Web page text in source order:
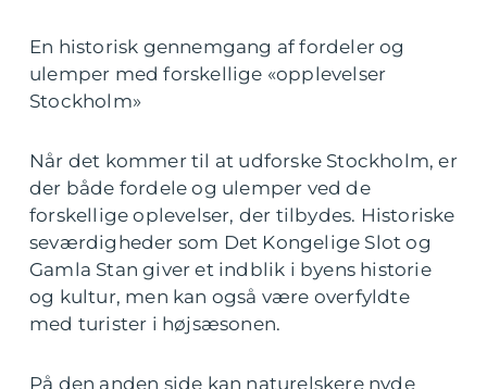
En historisk gennemgang af fordeler og
ulemper med forskellige «opplevelser
Stockholm»
Når det kommer til at udforske Stockholm, er
der både fordele og ulemper ved de
forskellige oplevelser, der tilbydes. Historiske
seværdigheder som Det Kongelige Slot og
Gamla Stan giver et indblik i byens historie
og kultur, men kan også være overfyldte
med turister i højsæsonen.
På den anden side kan naturelskere nyde